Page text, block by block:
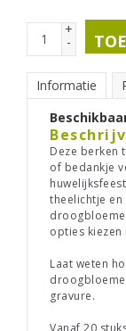
+
-
Informatie
Deze berken
of bedankje
theelichtje en
opties kiezen
Laat weten
gravure.
Vanaf 20